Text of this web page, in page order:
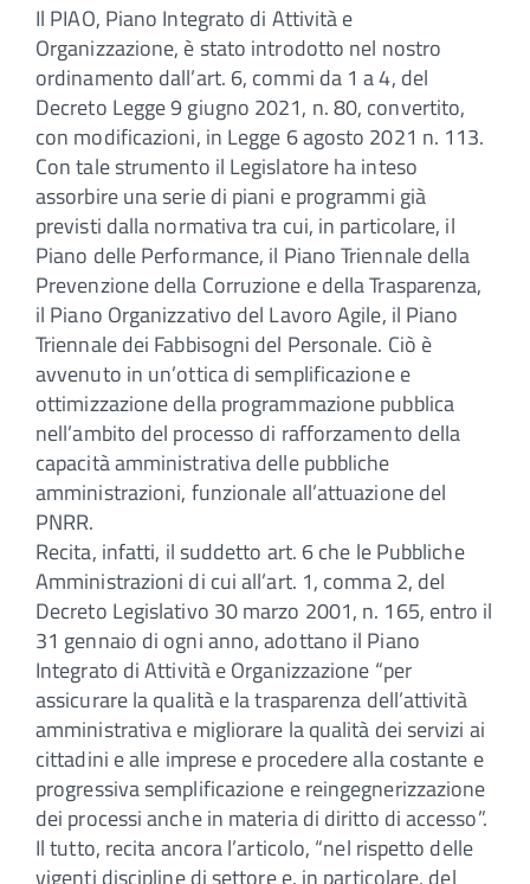
Il PIAO, Piano Integrato di Attività e
Organizzazione, è stato introdotto nel nostro
ordinamento dall’art. 6, commi da 1 a 4, del
Decreto Legge 9 giugno 2021, n. 80, convertito,
con modificazioni, in Legge 6 agosto 2021 n. 113.
Con tale strumento il Legislatore ha inteso
assorbire una serie di piani e programmi già
previsti dalla normativa tra cui, in particolare, il
Piano delle Performance, il Piano Triennale della
Prevenzione della Corruzione e della Trasparenza,
il Piano Organizzativo del Lavoro Agile, il Piano
Triennale dei Fabbisogni del Personale. Ciò è
avvenuto in un’ottica di semplificazione e
ottimizzazione della programmazione pubblica
nell’ambito del processo di rafforzamento della
capacità amministrativa delle pubbliche
amministrazioni, funzionale all’attuazione del
PNRR.
Recita, infatti, il suddetto art. 6 che le Pubbliche
Amministrazioni di cui all’art. 1, comma 2, del
Decreto Legislativo 30 marzo 2001, n. 165, entro il
31 gennaio di ogni anno, adottano il Piano
Integrato di Attività e Organizzazione “per
assicurare la qualità e la trasparenza dell’attività
amministrativa e migliorare la qualità dei servizi ai
cittadini e alle imprese e procedere alla costante e
progressiva semplificazione e reingegnerizzazione
dei processi anche in materia di diritto di accesso”.
Il tutto, recita ancora l’articolo, “nel rispetto delle
vigenti discipline di settore e, in particolare, del